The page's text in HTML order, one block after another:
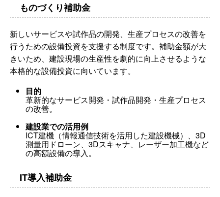
ものづくり補助金
新しいサービスや試作品の開発、生産プロセスの改善を
行うための設備投資を支援する制度です。補助金額が大
きいため、建設現場の生産性を劇的に向上させるような
本格的な設備投資に向いています。
目的
革新的なサービス開発・試作品開発・生産プロセス
の改善。
建設業での活用例
ICT建機（情報通信技術を活用した建設機械）、3D
測量用ドローン、3Dスキャナ、レーザー加工機など
の高額設備の導入。
IT導入補助金